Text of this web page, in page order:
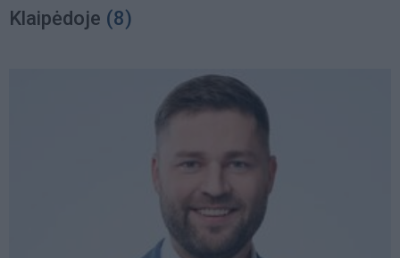
Klaipėdoje (8)